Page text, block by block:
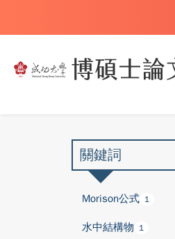
關鍵詞
Morison公式 1
水中結構物 1